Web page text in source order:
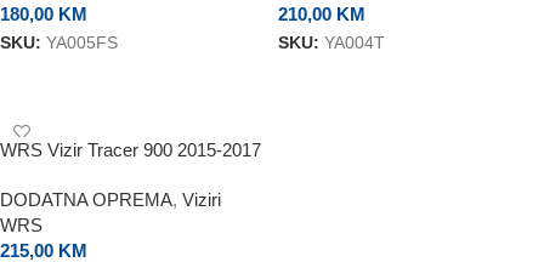
180,00 KM
SKU: YA005FS
210,00 KM
SKU: YA004T
WRS Vizir Tracer 900 2015-2017
DODATNA OPREMA, Viziri
WRS
215,00 KM